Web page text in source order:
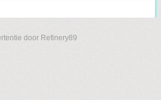
door Refinery89